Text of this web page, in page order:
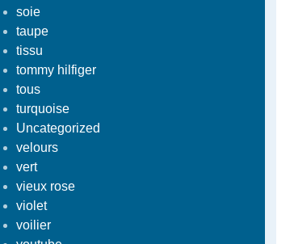
soie
taupe
tissu
tommy hilfiger
tous
turquoise
Uncategorized
velours
vert
vieux rose
violet
voilier